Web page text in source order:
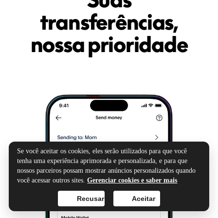
transferências,
nossa prioridade
Se você aceitar os cookies, eles serão utilizados para que você
tenha uma experiência aprimorada e personalizada, e para que
nossos parceiros possam mostrar anúncios personalizados quando
você acessar outros sites.Gerenciar cookies e saber mais
Aceitar
Recusar